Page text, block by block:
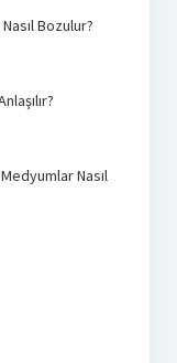
Bozulur?
Nasıl